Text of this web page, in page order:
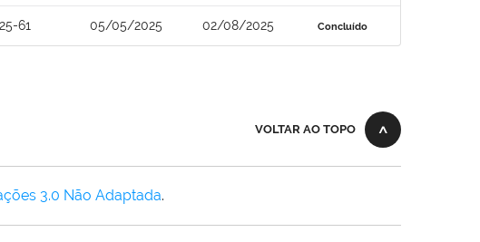
61 05/05/2025 02/08/2025 Concluído
VOLTAR AO TOPO
3.0 Não Adaptada.